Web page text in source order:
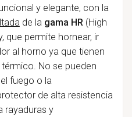
y elegante, con la
de la gama HR (High
que permite hornear, ir
al horno ya que tienen
No se pueden
fuego o la
de alta resistencia
rayaduras y